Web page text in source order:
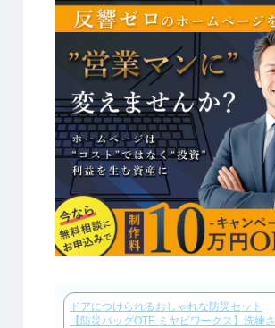
ドアにつけられるおしゃれな防災セット
【防災バッグOTE ミヤビワークス】洗練さ